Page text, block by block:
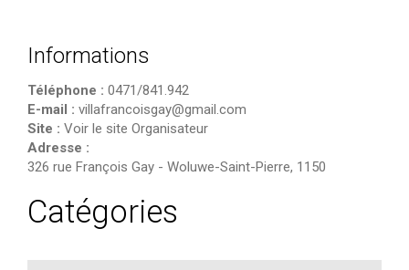
Informations
Téléphone : 0471/841.942
E-mail : villafrancoisgay@gmail.com
Site : Voir le site Organisateur
Adresse :
326 rue François Gay - Woluwe-Saint-Pierre, 1150
Catégories